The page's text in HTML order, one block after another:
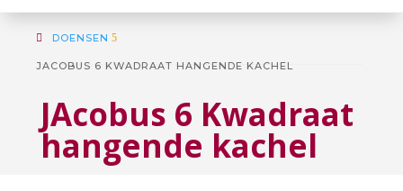
DOENSEN 5
JACOBUS 6 KWADRAAT HANGENDE KACHEL
JAcobus 6 Kwadraat
hangende kachel